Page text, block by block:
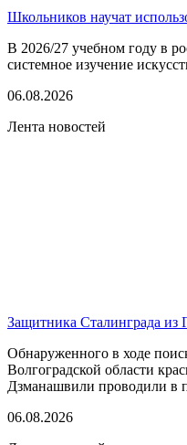
Школьников научат
В 2026/27 учебном году в
системное изучение
06.08.2026
Лента новостей
Защитника Сталинграда из
Обнаруженного в ходе
Волгоградской области
Дзманашвили проводили в
06.08.2026